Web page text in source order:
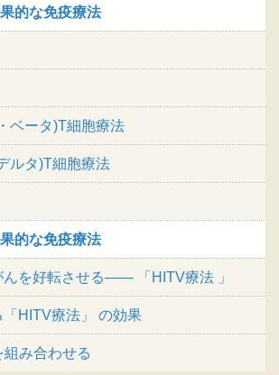
的な免疫療法
ベータ)T細胞療法
ルタ)T細胞療法
的な免疫療法
んを好転させる―― 「HITV療法 」
HITV療法」 の効果
組み合わせる